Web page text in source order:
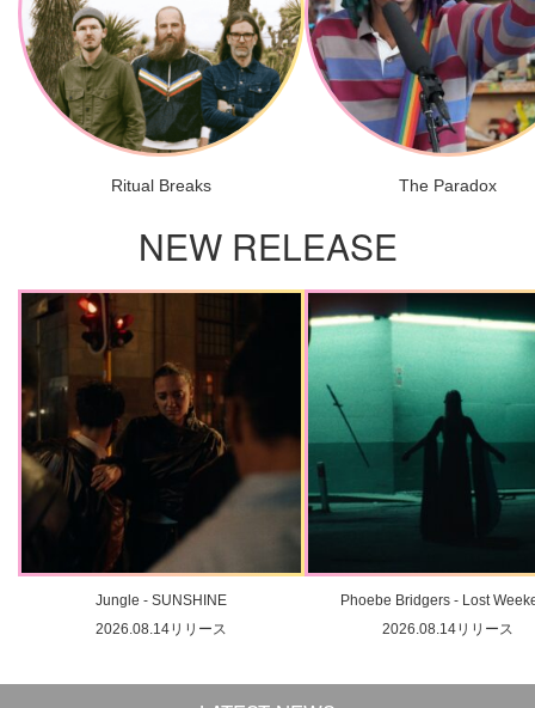
Ritual Breaks The Paradox
NEW RELEASE
Jungle - SUNSHINE
2026.08.14リリース
Phoebe Bridgers - Lost
2026.08.14リリース